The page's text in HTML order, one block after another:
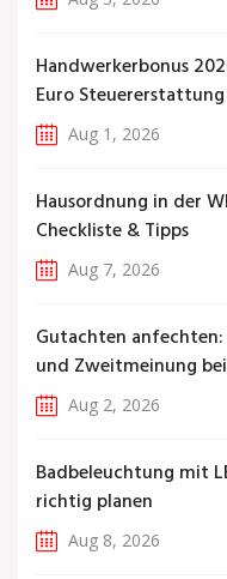
Handwerkerbonus
Euro Steuererstattung
Aug 1, 2026
Hausordnung in der
Checkliste & Tipps
Aug 7, 2026
Gutachten
und Zweitmeinung
Aug 2, 2026
Badbeleuchtung mit
richtig planen
Aug 8, 2026